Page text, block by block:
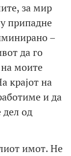
за мир
припадне
–
да го
моите
крајот на
и да
дел од
имот. Не